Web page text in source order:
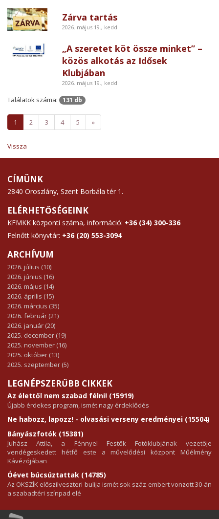
Zárva tartás
2026. május 19., kedd
„A szeretet köt össze minket” –
közös alkotás az Idősek
Klubjában
2026. május 19., kedd
Találatok száma: 131 db
1 2 3 4 5 »
Vissza
CÍMÜNK
2840 Oroszlány, Szent Borbála tér 1.
ELÉRHETŐSÉGEINK
KFMKK központi száma, információ: +36 (34) 300-336
Felnőtt könyvtár: +36 (20) 553-3094
ARCHÍVUM
2026. július (10)
2026. június (16)
2026. május (14)
2026. április (15)
2026. március (35)
2026. február (21)
2026. január (20)
2025. december (19)
2025. november (16)
2025. október (13)
2025. szeptember (5)
LEGNÉPSZERŰBB CIKKEK
Az élettől nem szabad félni! (15919)
Újabb érdekes program, ismét nagy érdeklődés
Ne habozz, lapozz! - olvasási verseny eredményei (15504)
Bányászfotók (15381)
Juhász Attila, a Fénnyel Festők Fotóklubjának vezetője
vendégeskedett hétfő este a művelődési központ Műélmény
Kávézójában
Óévet búcsúztattak (14785)
Az OKSZÍK előszilveszteri bulija ismét sok száz embert vonzott 30-án
a szabadtéri színpad elé